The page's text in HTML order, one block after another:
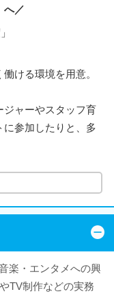
へ／
ける環境を用意。
ジャーやスタッフ育
に参加したりと、多
楽・エンタメへの興
TV制作などの実務